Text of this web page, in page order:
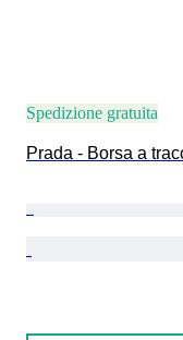
Spedizione gratuita
Prada - Borsa a